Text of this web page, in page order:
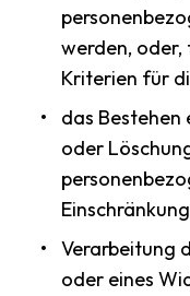
werden, oder,
Kriterien für
das Bestehen
oder
Verarbeitung
oder eines